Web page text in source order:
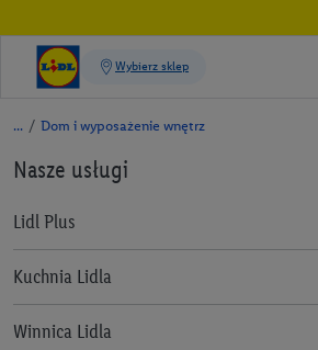
/ Dom i wyposażenie wnętrz
Nasze usługi
Lidl Plus
Jak korzystać z aplikacji Lidl Plus
Kuchnia Lidla
Winnica Lidla